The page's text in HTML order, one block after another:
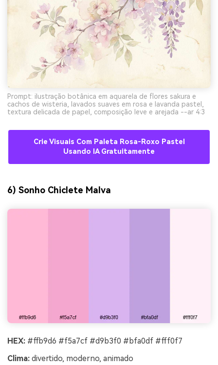
Prompt: ilustração botânica em aquarela de flores sakura e
cachos de wisteria, lavados suaves em rosa e lavanda pastel,
textura delicada de papel, composição leve e arejada --ar 4:3
Crie Visuais Com Paleta Rosa-Roxo Pastel
Usando IA Gratuitamente
6) Sonho Chiclete Malva
HEX: #ffb9d6 #f5a7cf #d9b3f0 #bfa0df #fff0f7
Clima: divertido, moderno, animado